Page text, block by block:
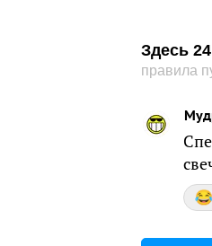
Здесь
правила